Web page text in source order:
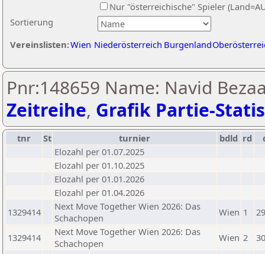
Sortierung
Nur "österreichische" Spieler
Vereinslisten:Wien Niederösterreich Burgenland
Pnr:148659 Name: Navid
Zeitreihe, Grafik Partie-
tnr St turnier bdld rd
Elozahl per 01.07.2025
Elozahl per 01.10.2025
Elozahl per 01.01.2026
Elozahl per 01.04.2026
1329414
Next Move Together Wien 2026: Das
Schachopen
Wien 1
1329414
Next Move Together Wien 2026: Das
Schachopen
Wien 2